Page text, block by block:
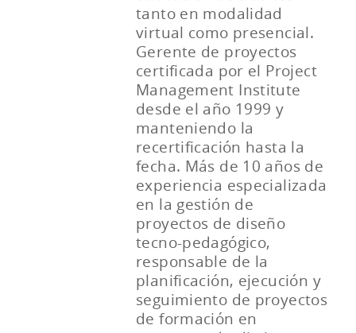
tanto en modalidad
virtual como presencial.
Gerente de proyectos
certificada por el Project
Management Institute
desde el año 1999 y
manteniendo la
recertificación hasta la
fecha. Más de 10 años de
experiencia especializada
en la gestión de
proyectos de diseño
tecno-pedagógico,
responsable de la
planificación, ejecución y
seguimiento de proyectos
de formación en